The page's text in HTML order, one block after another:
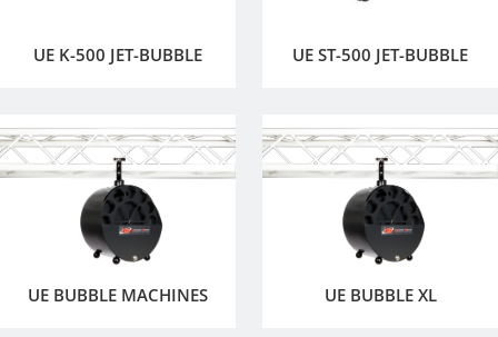
UE K-500 JET-BUBBLE UE ST-500 JET-BUBBLE
UE BUBBLE MACHINES UE BUBBLE XL